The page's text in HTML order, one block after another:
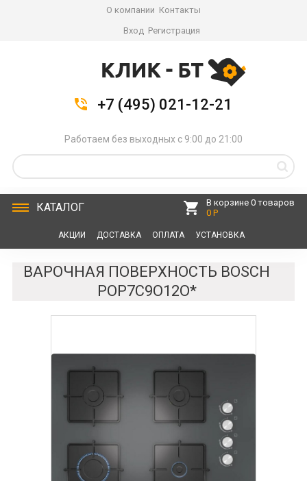
О компании Контакты
Вход Регистрация
+7 (495) 021-12-21
Работаем без выходных с 9:00 до 21:00
КАТАЛОГ
В корзине 0 товаров
0 Р
АКЦИИ ДОСТАВКА ОПЛАТА УСТАНОВКА
ВАРОЧНАЯ ПОВЕРХНОСТЬ BOSCH
POP7C9O12O*